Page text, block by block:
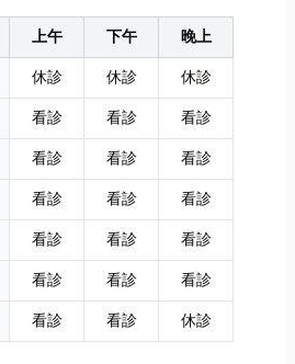
上午 下午
晚上
休診 休診
休診
看診 看診
看診
看診 看診
看診
看診 看診
看診
看診 看診
看診
看診 看診
看診
看診 看診 休診